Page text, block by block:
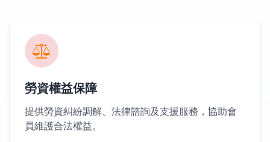
勞資權益保障
提供勞資糾紛調解、法律諮詢及支援服務，協助會
員維護合法權益。